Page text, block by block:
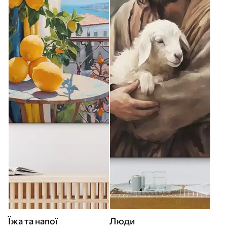
Їжа та напої Люди